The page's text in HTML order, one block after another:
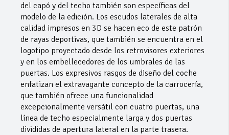
del capó y del techo también son específicas del
modelo de la edición. Los escudos laterales de alta
calidad impresos en 3D se hacen eco de este patrón
de rayas deportivas, que también se encuentra en el
logotipo proyectado desde los retrovisores exteriores
y en los embellecedores de los umbrales de las
puertas. Los expresivos rasgos de diseño del coche
enfatizan el extravagante concepto de la carrocería,
que también ofrece una funcionalidad
excepcionalmente versátil con cuatro puertas, una
línea de techo especialmente larga y dos puertas
divididas de apertura lateral en la parte trasera.